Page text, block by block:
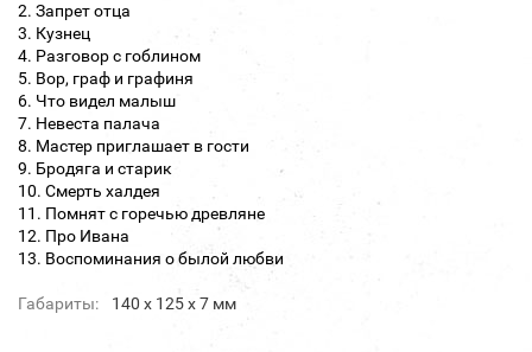
2. Запрет отца
3. Кузнец
4. Разговор с гоблином
5. Вор, граф и графиня
6. Что видел малыш
7. Невеста палача
8. Мастер приглашает в гости
9. Бродяга и старик
10. Смерть халдея
11. Помнят с горечью древляне
12. Про Ивана
13. Воспоминания о былой любви
Габариты: 140 х 125 х 7 мм